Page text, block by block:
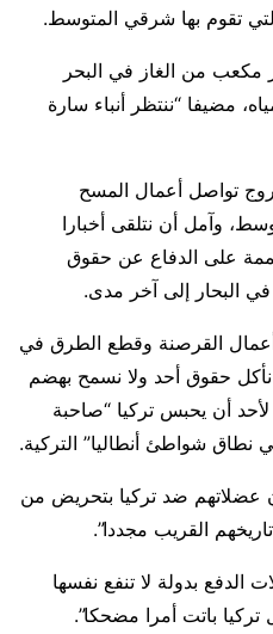
تقوم بها شرقي المتوسط.
320 مليار متر مكعب من الغاز في البحر
مضيفا “ننتظر أنباء سارة
تواصل أعمال المسح
وآمل أن نتلقى أخبارا
على الدفاع عن حقوق
في البحار إلى آخر مدى.
القرصنة وقطع الطرق في
حقوق أحد ولا نسمح بهضم
أن يحبس تركيا “صاحبة
شواطئ أنطاليا” التركية.
عضلاتهم ضد تركيا بتحريض من
القريب مجددا”.
الدفع بدولة لا تنفع نفسها
تركيا باتت أمرا مضحكا”.